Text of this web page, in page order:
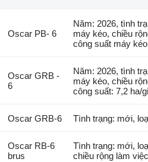
Oscar PB- 6
Năm: 2026, tình
máy kéo, chiều
công suất máy
Oscar GRB -
6
Năm: 2026, tình
máy kéo, chiều
công suất: 7,2 ha/
Oscar GRB-6 Tình trạng: mới,
Oscar RB-6
brus
Tình trạng: mới,
chiều rộng làm